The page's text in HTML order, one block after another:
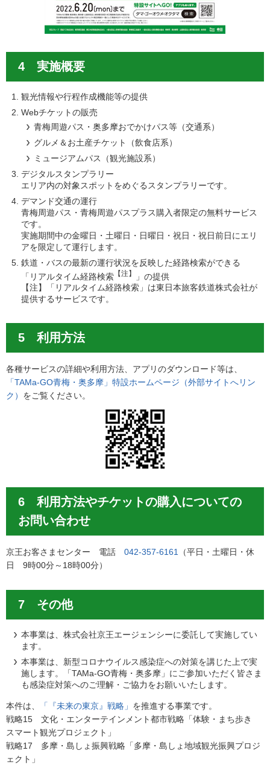
4 実施概要
観光情報や行程作成機能等の提供
Webチケットの販売
青梅周遊パス・奥多摩おでかけパス等（交通系）
グルメ＆お土産チケット（飲食店系）
ミュージアムパス（観光施設系）
デジタルスタンプラリー
エリア内の対象スポットをめぐるスタンプラリーです。
デマンド交通の運行
青梅周遊パス・青梅周遊パスプラス購入者限定の無料サービス
です。
実施期間中の金曜日・土曜日・日曜日・祝日・祝日前日にエリ
アを限定して運行します。
鉄道・バスの最新の運行状況を反映した経路検索ができる
「リアルタイム経路検索 【注】
」の提供
【注】「リアルタイム経路検索」は東日本旅客鉄道株式会社が
提供するサービスです。
5 利用方法
各種サービスの詳細や利用方法、アプリのダウンロード等は、
「TAMa-GO青梅・奥多摩」特設ホームページ（外部サイトへリン
ク） をご覧ください。
6 利用方法やチケットの購入についての
お問い合わせ
京王お客さまセンター 電話 042-357-6161 （平日・土曜日・休
日 9時00分～18時00分）
7 その他
本事業は、株式会社京王エージェンシーに委託して実施してい
ます。
本事業は、新型コロナウイルス感染症への対策を講じた上で実
施します。「TAMa-GO青梅・奥多摩」にご参加いただく皆さま
も感染症対策へのご理解・ご協力をお願いいたします。
本件は、 「『未来の東京』戦略」 を推進する事業です。
戦略15 文化・エンターテインメント都市戦略「体験・まち歩き
スマート観光プロジェクト」
戦略17 多摩・島しょ振興戦略「多摩・島しょ地域観光振興プロジ
ェクト」